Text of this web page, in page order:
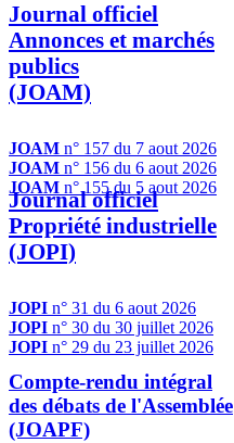
Journal officiel
Annonces et marchés
publics
(JOAM)
JOAM n° 157 du 7 aout 2026
JOAM n° 156 du 6 aout 2026
JOAM n° 155 du 5 aout 2026
Journal officiel
Propriété industrielle
(JOPI)
JOPI n° 31 du 6 aout 2026
JOPI n° 30 du 30 juillet 2026
JOPI n° 29 du 23 juillet 2026
Compte-rendu intégral
des débats de l'Assemblée
(JOAPF)